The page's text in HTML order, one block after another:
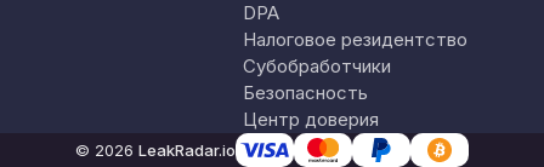
DPA
Налоговое резидентство
Субобработчики
Безопасность
Центр доверия
© 2026 LeakRadar.io